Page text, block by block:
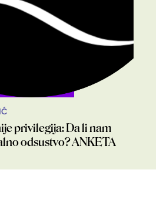
privilegija: Da li nam
odsustvo? ANKETA